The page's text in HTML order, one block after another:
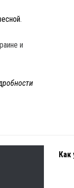
.
и
Как